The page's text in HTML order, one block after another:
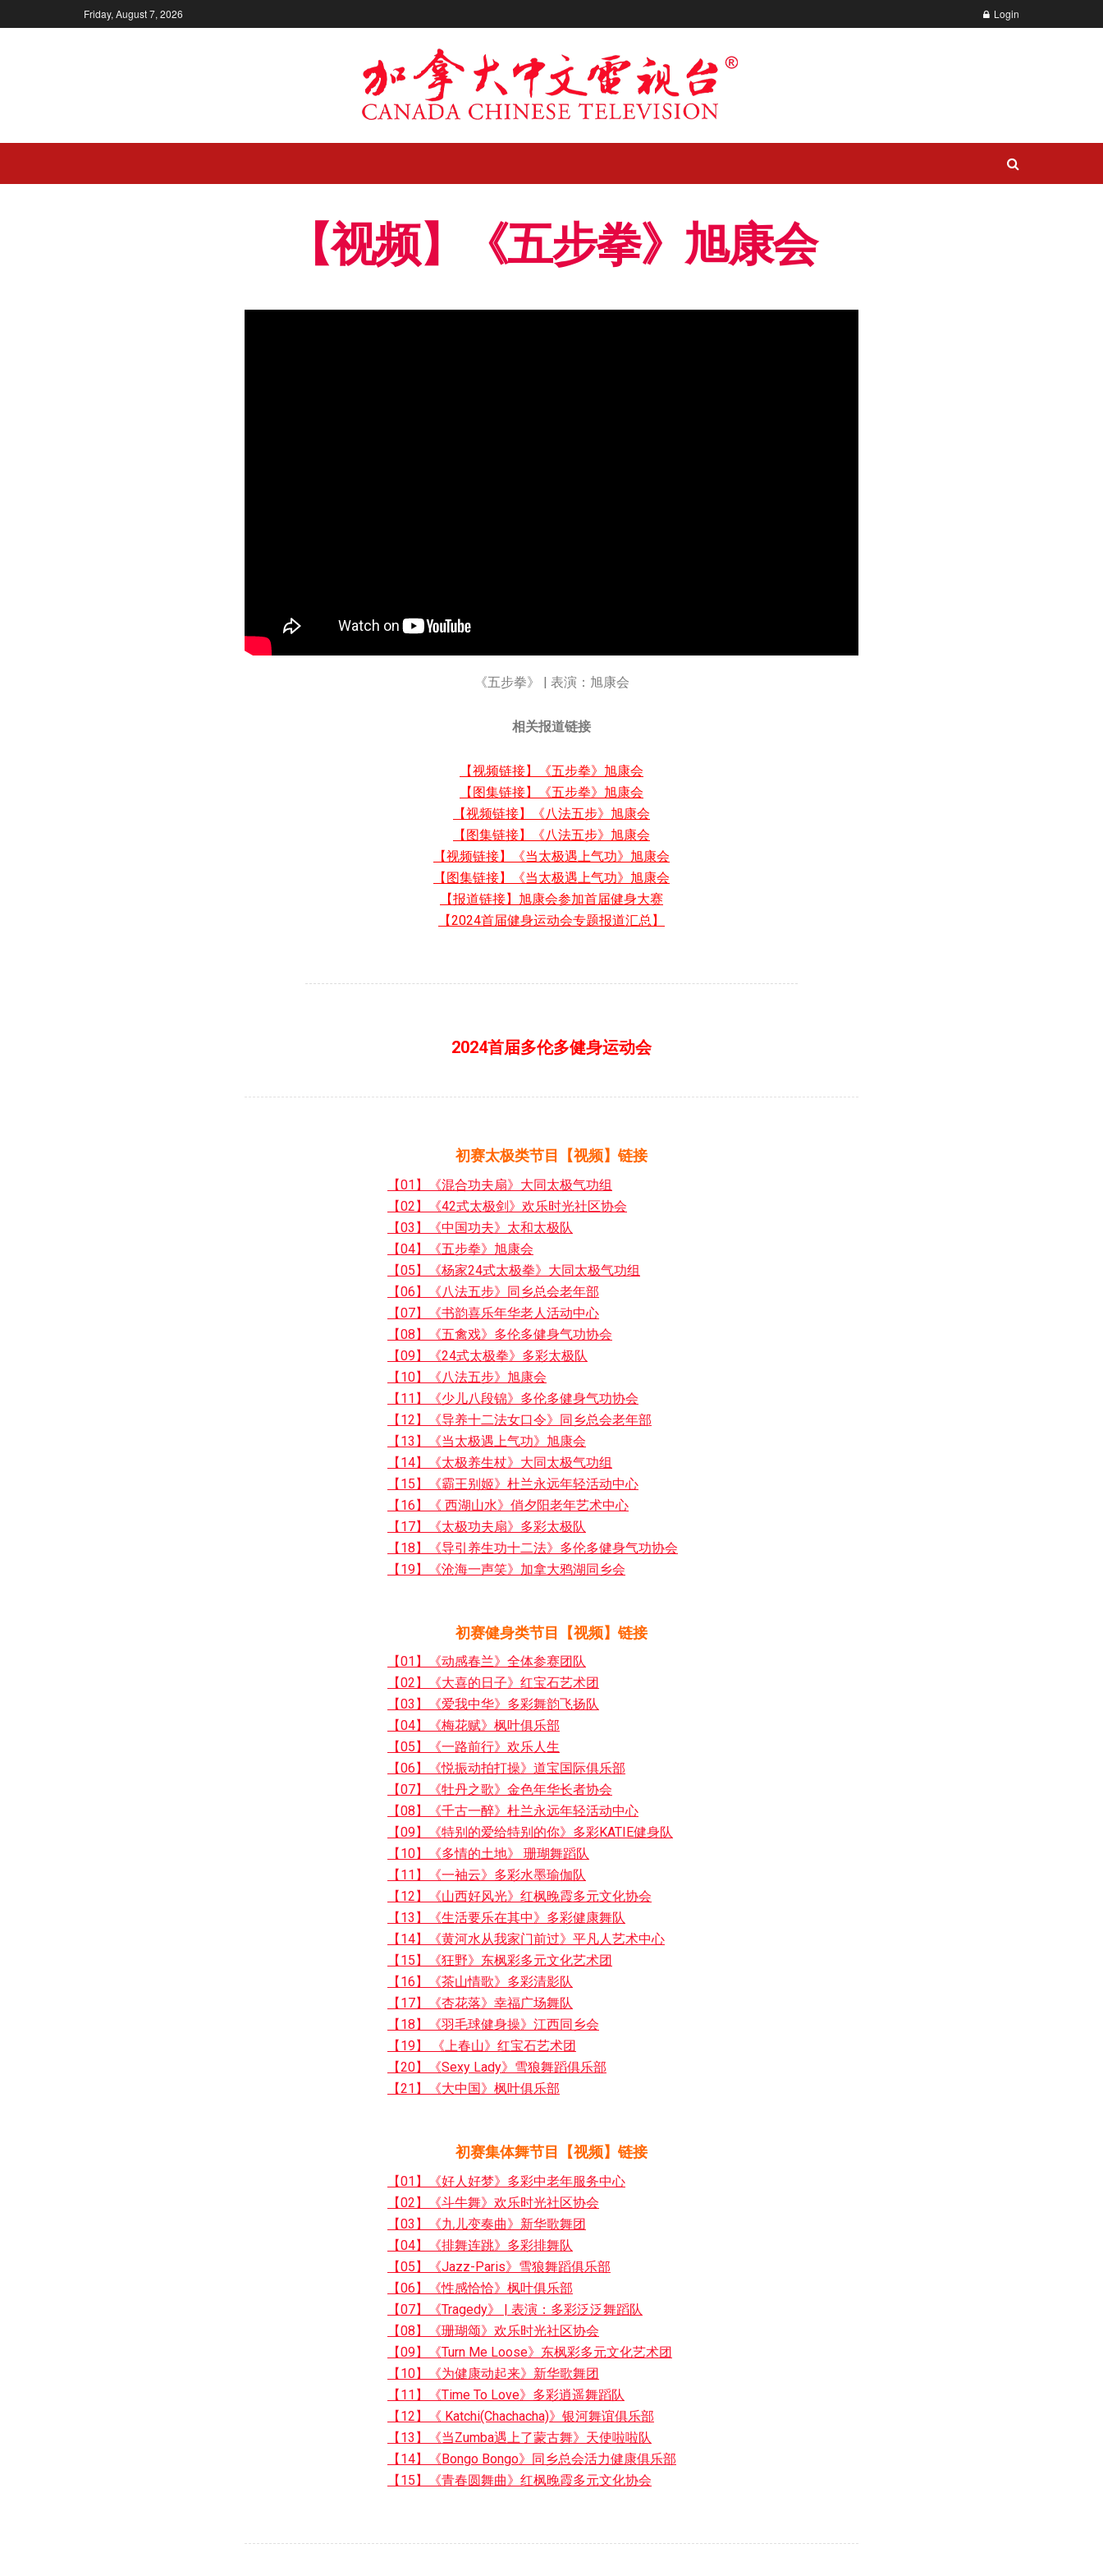
Friday, August 7, 2026 Login
【视频】《五步拳》旭康会
《五步拳》 | 表演：旭康会
相关报道链接
【视频链接】《五步拳》旭康会
【图集链接】《五步拳》旭康会
【视频链接】《八法五步》旭康会
【图集链接】《八法五步》旭康会
【视频链接】《当太极遇上气功》旭康会
【图集链接】《当太极遇上气功》旭康会
【报道链接】旭康会参加首届健身大赛
【2024首届健身运动会专题报道汇总】
2024首届多伦多健身运动会
初赛太极类节目【视频】链接
【01】《混合功夫扇》大同太极气功组
【02】《42式太极剑》欢乐时光社区协会
【03】《中国功夫》太和太极队
【04】《五步拳》旭康会
【05】《杨家24式太极拳》大同太极气功组
【06】《八法五步》同乡总会老年部
【07】《书韵喜乐年华老人活动中心
【08】《五禽戏》多伦多健身气功协会
【09】《24式太极拳》多彩太极队
【10】《八法五步》旭康会
【11】《少儿八段锦》多伦多健身气功协会
【12】《导养十二法女口令》同乡总会老年部
【13】《当太极遇上气功》旭康会
【14】《太极养生杖》大同太极气功组
【15】《霸王别姬》杜兰永远年轻活动中心
【16】《 西湖山水》俏夕阳老年艺术中心
【17】《太极功夫扇》多彩太极队
【18】《导引养生功十二法》多伦多健身气功协会
【19】《沧海一声笑》加拿大鸦湖同乡会
初赛健身类节目【视频】链接
【01】《动感春兰》全体参赛团队
【02】《大喜的日子》红宝石艺术团
【03】《爱我中华》多彩舞韵飞扬队
【04】《梅花赋》枫叶俱乐部
【05】《一路前行》欢乐人生
【06】《悦振动拍打操》道宝国际俱乐部
【07】《牡丹之歌》金色年华长者协会
【08】《千古一醉》杜兰永远年轻活动中心
【09】《特别的爱给特别的你》多彩KATIE健身队
【10】《多情的土地》 珊瑚舞蹈队
【11】《一袖云》多彩水墨瑜伽队
【12】《山西好风光》红枫晚霞多元文化协会
【13】《生活要乐在其中》多彩健康舞队
【14】《黄河水从我家门前过》平凡人艺术中心
【15】《狂野》东枫彩多元文化艺术团
【16】《茶山情歌》多彩清影队
【17】《杏花落》幸福广场舞队
【18】《羽毛球健身操》江西同乡会
【19】 《上春山》红宝石艺术团
【20】《Sexy Lady》雪狼舞蹈俱乐部
【21】《大中国》枫叶俱乐部
初赛集体舞节目【视频】链接
【01】《好人好梦》多彩中老年服务中心
【02】《斗牛舞》欢乐时光社区协会
【03】《九儿变奏曲》新华歌舞团
【04】《排舞连跳》多彩排舞队
【05】《Jazz-Paris》雪狼舞蹈俱乐部
【06】《性感恰恰》枫叶俱乐部
【07】《Tragedy》 | 表演：多彩泛泛舞蹈队
【08】《珊瑚颂》欢乐时光社区协会
【09】《Turn Me Loose》东枫彩多元文化艺术团
【10】《为健康动起来》新华歌舞团
【11】《Time To Love》多彩逍遥舞蹈队
【12】《 Katchi(Chachacha)》银河舞谊俱乐部
【13】《当Zumba遇上了蒙古舞》天使啦啦队
【14】《Bongo Bongo》同乡总会活力健康俱乐部
【15】《青春圆舞曲》红枫晚霞多元文化协会